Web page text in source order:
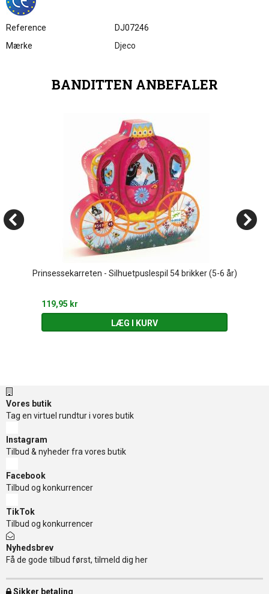
Reference
DJ07246
Mærke
Djeco
BANDITTEN ANBEFALER
Prinsessekarreten - Silhuetpuslespil 54 brikker (5-6 år)
119,95 kr
LÆG I KURV
Vores butik
Tag en virtuel rundtur i vores butik
Instagram
Tilbud & nyheder fra vores butik
Facebook
Tilbud og konkurrencer
TikTok
Tilbud og konkurrencer
Nyhedsbrev
Få de gode tilbud først, tilmeld dig her
Sikker betaling